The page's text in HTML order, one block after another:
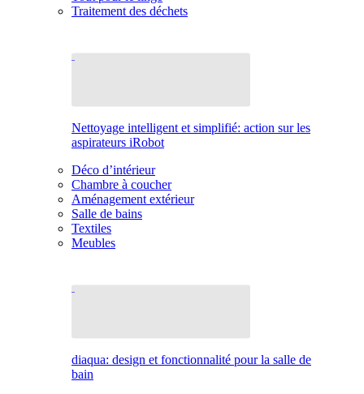
Traitement des déchets
Nettoyage intelligent et simplifié: action sur les
aspirateurs iRobot
Déco d’intérieur
Chambre à coucher
Aménagement extérieur
Salle de bains
Textiles
Meubles
diaqua: design et fonctionnalité pour la salle de
bain